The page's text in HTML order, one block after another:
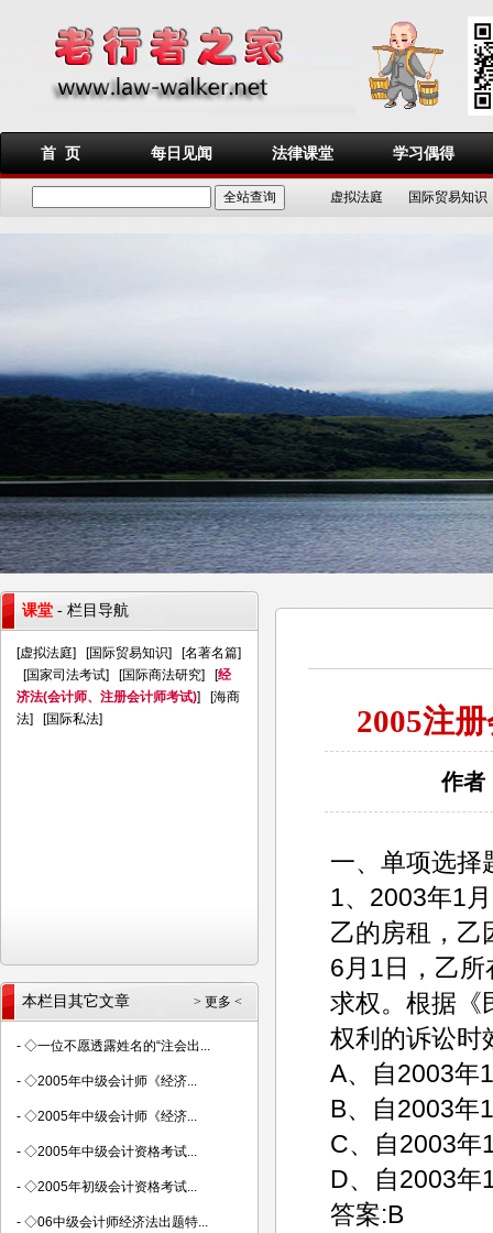
首 页 每日见闻 法律课堂 学习偶得
虚拟法庭 国际贸易知识
2005注
作者
一、单项选择
1、2003年1
乙的房租，乙
6月1日，乙
求权。根据《
权利的诉讼时
A、自2003年
B、自2003年
C、自2003年
D、自2003年
答案:B
课堂 - 栏目导航
[虚拟法庭] [国际贸易知识] [名著名篇]
[国家司法考试] [国际商法研究] [经
济法(会计师、注册会计师考试)] [海商
法] [国际私法]
> 更多 <
本栏目其它文章
- ◇一位不愿透露姓名的“注会出...
- ◇2005年中级会计师《经济...
- ◇2005年中级会计师《经济...
- ◇2005年中级会计资格考试...
- ◇2005年初级会计资格考试...
- ◇06中级会计师经济法出题特...